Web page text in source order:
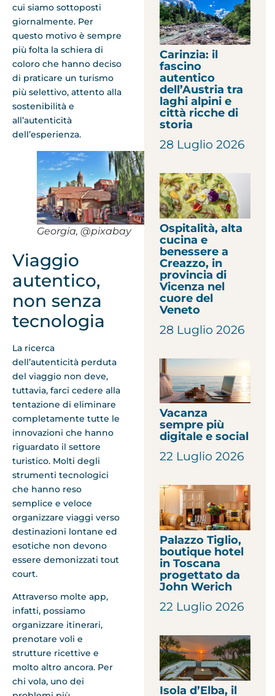
cui siamo sottoposti
giornalmente. Per
questo motivo è sempre
più folta la schiera di
coloro che hanno deciso
di praticare un turismo
più selettivo, attento alla
sostenibilità e
all’autenticità
dell’esperienza.
Georgia, @pixabay
Viaggio
autentico,
non senza
tecnologia
La ricerca
dell’autenticità perduta
del viaggio non deve,
tuttavia, farci cedere alla
tentazione di eliminare
completamente tutte le
innovazioni che hanno
riguardato il settore
turistico. Molti degli
strumenti tecnologici
che hanno reso
semplice e veloce
organizzare viaggi verso
destinazioni lontane ed
esotiche non devono
essere demonizzati tout
court.
Attraverso molte app,
infatti, possiamo
organizzare itinerari,
prenotare voli e
strutture ricettive e
molto altro ancora. Per
chi vola, uno dei
Carinzia: il
fascino
autentico
dell’Austria tra
laghi alpini e
città ricche di
storia
28 Luglio 2026
Ospitalità, alta
cucina e
benessere a
Creazzo, in
provincia di
Vicenza nel
cuore del
Veneto
28 Luglio 2026
Vacanza
sempre più
digitale e social
22 Luglio 2026
Palazzo Tiglio,
boutique hotel
in Toscana
progettato da
John Werich
22 Luglio 2026
Isola d’Elba, il